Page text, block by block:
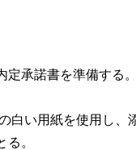
定承諾書を準備する
白い用紙を使用し、
る。